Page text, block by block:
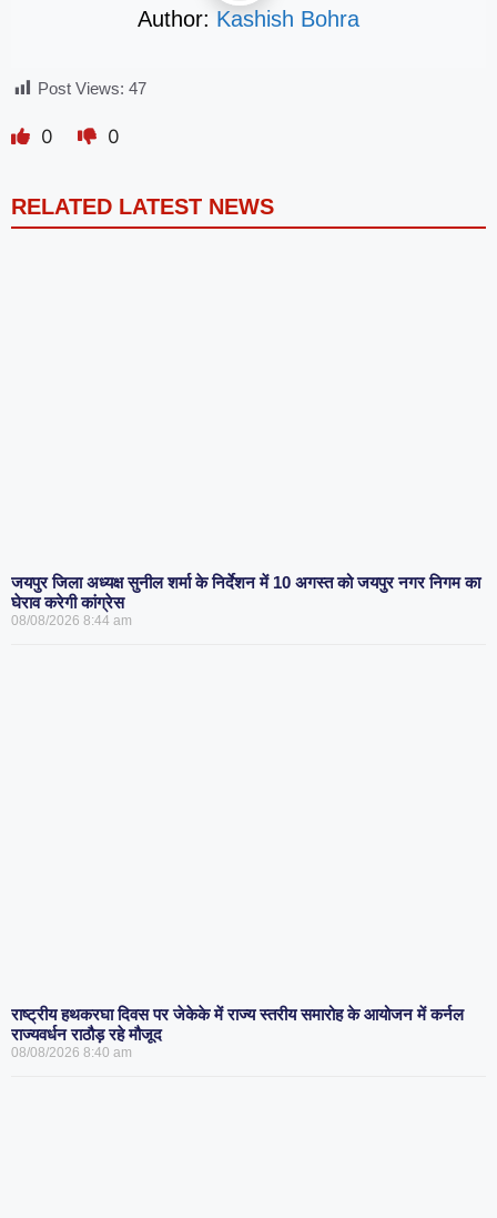
Author: Kashish Bohra
Post Views: 47
0 0
RELATED LATEST NEWS
जयपुर जिला अध्यक्ष सुनील शर्मा के निर्देशन में 10 अगस्त को जयपुर नगर निगम का
घेराव करेगी कांग्रेस
08/08/2026 8:44 am
राष्ट्रीय हथकरघा दिवस पर जेकेके में राज्य स्तरीय समारोह के आयोजन में कर्नल
राज्यवर्धन राठौड़ रहे मौजूद
08/08/2026 8:40 am